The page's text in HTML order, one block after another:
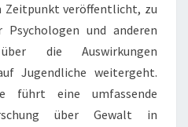
Zeitpunkt veröffentlicht, zu
und anderen
über die Auswirkungen
Jugendliche weitergeht.
führt eine umfassende
über Gewalt in